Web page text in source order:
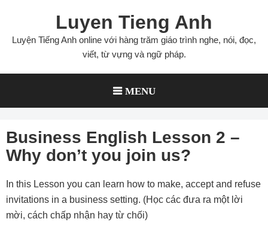
content
Luyen Tieng Anh
Luyện Tiếng Anh online với hàng trăm giáo trình nghe, nói, đọc,
viết, từ vựng và ngữ pháp.
MENU
Business English Lesson 2 –
Why don’t you join us?
In this Lesson you can learn how to make, accept and refuse
invitations in a business setting. (Học các đưa ra một lời
mời, cách chấp nhận hay từ chối)